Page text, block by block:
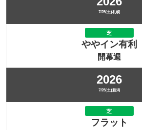
7/25(土)札幌
芝
ややイン有利
開幕週
2026
7/25(土)新潟
芝
フラット